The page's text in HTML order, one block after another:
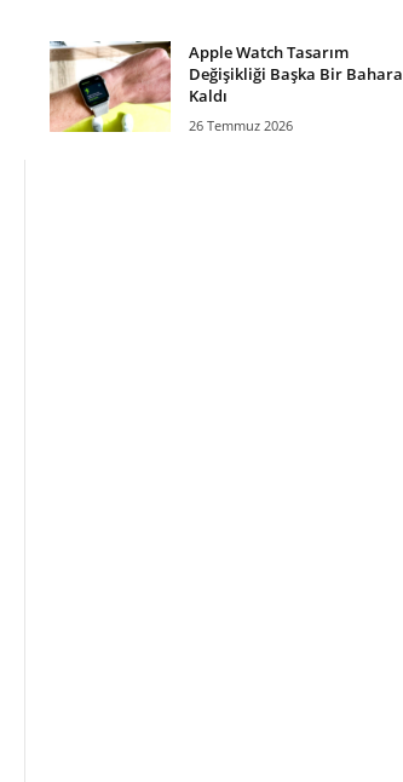
Apple Watch Tasarım
Değişikliği Başka Bir Bahara
Kaldı
26 Temmuz 2026